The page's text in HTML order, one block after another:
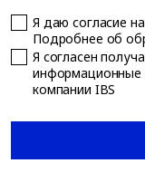
Я даю согласие
Подробнее об
Я согласен
информационные
компании IBS